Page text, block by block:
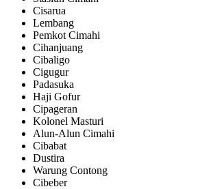
Cisarua
Lembang
Pemkot Cimahi
Cihanjuang
Cibaligo
Cigugur
Padasuka
Haji Gofur
Cipageran
Kolonel Masturi
Alun-Alun Cimahi
Cibabat
Dustira
Warung Contong
Cibeber